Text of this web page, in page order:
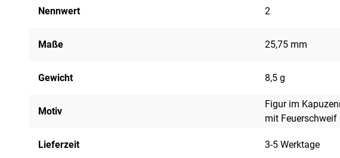
Nennwert 2
Maße 25,75 mm
Gewicht 8,5 g
Motiv
Figur im
mit Feuerschweif
Lieferzeit 3-5 Werktage